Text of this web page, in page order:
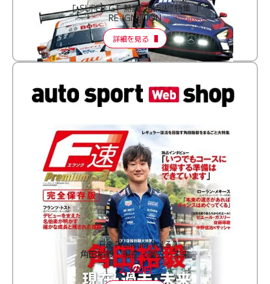
［ SUPER GT 熱闘“再点火”特集 ］
RE:IGNITION
詳細を見る
F速 Premium Vol.3
角田裕毅 現在・過去・未来
2,100円